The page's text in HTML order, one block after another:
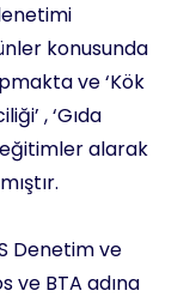
konusunda
ve ‘Kök
, ‘Gıda
eğitimler alarak
Denetim ve
ve BTA adına